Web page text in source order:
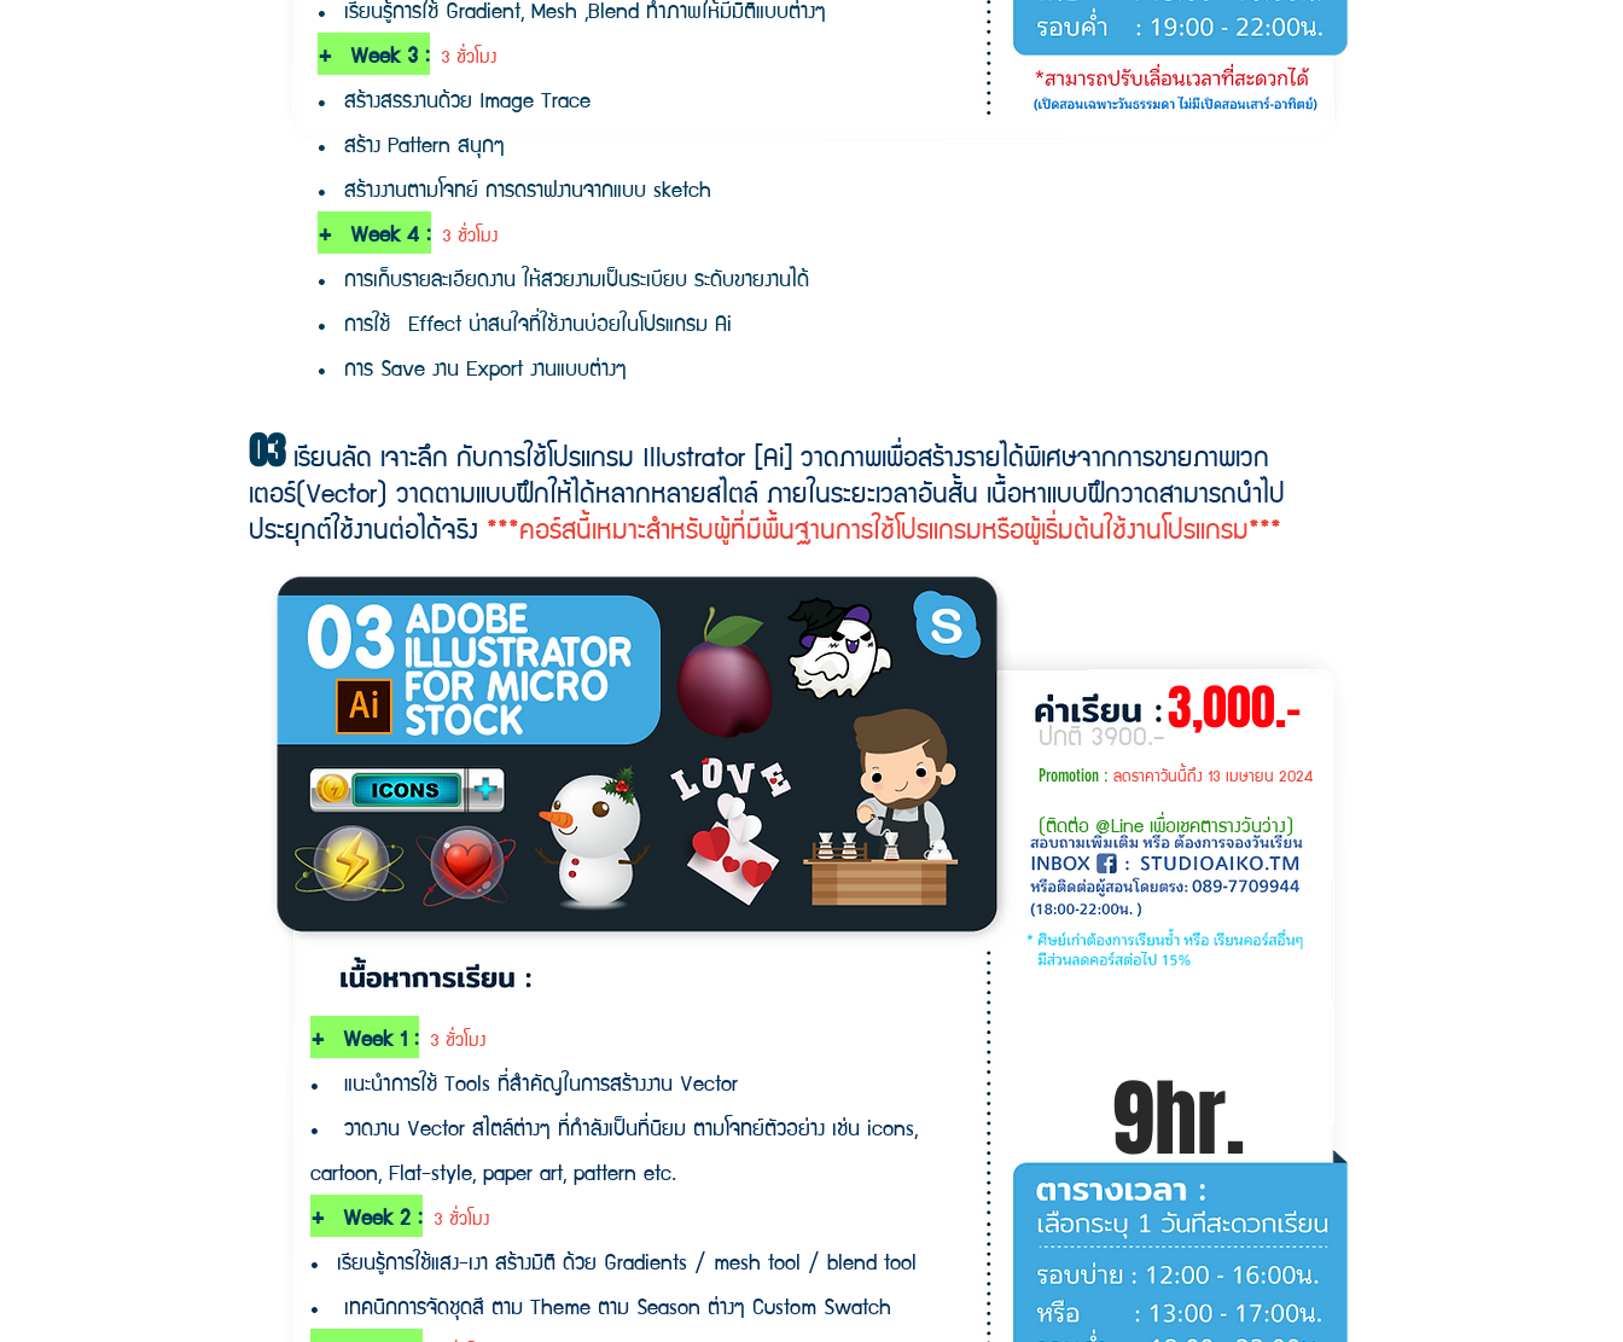
• เรียนรู้การใช้ Gradient, Mesh ,Blend ทำภาพให้มีมิติแบบต่างๆ
+ Week 3 : 3 ชั่วโมง
• สร้างสรรงานด้วย Image Trace
• สร้าง Pattern สนุกๆ
• สร้างงานตามโจทย์ การดราฟงานจากแบบ sketch
+ Week 4: 3 ชั่วโมง
• การเก็บรายละเอียดงาน ให้สวยงามเป็นระเบียบ ระดับขายงานได้
• การใช้ Effect น่าสนใจที่ใช้งานบ่อยในโปรแกรม Ai
• การ Save งาน Export งานแบบต่างๆ
03เรียนลัด เจาะลึก กับการใช้โปรแกรม Illustrator [Ai]วาดภาพเพื่อสร้างรายได้พิเศษจากการขายภาพเวก
เตอร์(Vector) วาดตามแบบฝึกให้ได้หลากหลายสไตล์ ภายในระยะเวลาอันสั้น เนื้อหาแบบฝึกวาดสามารถนำไป
ประยุกต์ใช้งานต่อได้จริง ***คอร์สนี้เหมาะสำหรับผู้ที่มีพื้นฐานการใช้โปรแกรมหรือผู้เริ่มต้นใช้งานโปรแกรม***
+ Week 1 : 3 ชั่วโมง
• แนะนำการใช้ Tools ที่สำคัญในการสร้างงาน Vector
• วาดงาน Vector สไตล์ต่างๆ ที่กำลังเป็นที่นิยม ตามโจทย์ตัวอย่าง เช่น icons,
cartoon, Flat-style, paper art, pattern etc.
+ Week 2 : 3 ชั่วโมง
• เรียนรู้การใช้แสง-เงา สร้างมิติ ด้วย Gradients / mesh tool / blend tool
• เทคนิกการจัดชุดสี ตาม Theme ตาม Season ต่างๆ Custom Swatch
ปกติ 3900.-
9hr.
(ติดต่อ @Line เพื่อเชคตารางวันว่าง)
3,000.-
Promotion : ลดราคาวันนี้ถึง 13 เมษายน 2024